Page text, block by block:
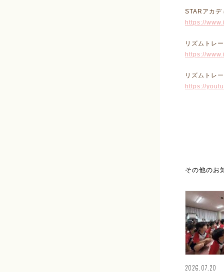
STARアカデ
https://
リズムトレ
https://
リズムトレ
https://
その他のお
2026.07.20